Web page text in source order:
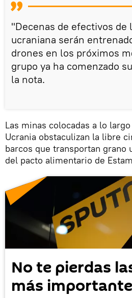
"Decenas de efectivos de
ucraniana serán
drones en los próximos
grupo ya ha comenzado
la nota.
Las minas colocadas a lo
Ucrania obstaculizan la libre
barcos que transportan grano
del pacto alimentario de
No te pierdas
más